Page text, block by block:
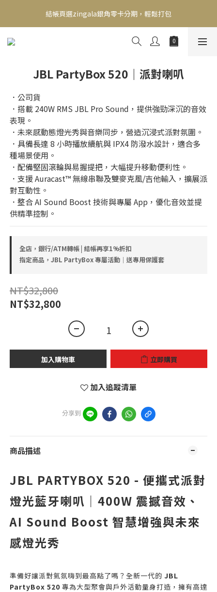
新會員送500！滿額最高回饋2000，刷卡最高12期零利率，馬上了
解👉
結帳頁選zingala銀角零卡分期，輕鬆打包
新會員送500！滿額最高回饋2000，刷卡最高12期零利率，馬上了
JBL PartyBox 520｜派對喇叭
．公司貨
．搭載 240W RMS JBL Pro Sound，提供強勁深沉的音效
表現。
．未來感動態燈光秀與音樂同步，營造沉浸式派對氛圍。
．具備長達 8 小時播放續航與 IPX4 防潑水設計，適合多
種場景使用。
．配備堅固滾輪與易握提把，大幅提升移動便利性。
．支援 Auracast™ 無線串聯及雙麥克風/吉他輸入，擴展派
對互動性。
．整合 AI Sound Boost 技術與專屬 App，優化音效並提
供精準控制。
全店，銀行/ATM轉帳 | 結帳再享1%折扣
指定商品，JBL PartyBox 專屬活動｜送專用保護套
NT$32,800
NT$32,800
加入購物車 立即購買
加入追蹤清單
分享到
商品描述
JBL PARTYBOX 520 - 便攜式派對
燈光藍牙喇叭｜400W 震撼音效、
AI Sound Boost 智慧增強與未來
感燈光秀
準備好讓派對氣氛嗨到最高點了嗎？全新一代的 JBL
PartyBox 520 專為大型聚會與戶外活動量身打造，擁有高達